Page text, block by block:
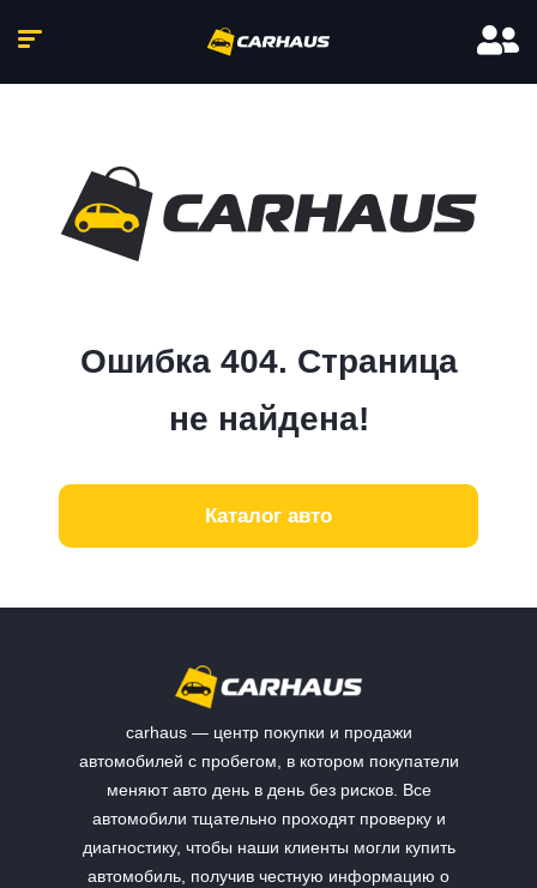
Ошибка 404. Страница
не найдена!
Каталог авто
carhaus — центр покупки и продажи
автомобилей с пробегом, в котором покупатели
меняют авто день в день без рисков. Все
автомобили тщательно проходят проверку и
диагностику, чтобы наши клиенты могли купить
автомобиль, получив честную информацию о